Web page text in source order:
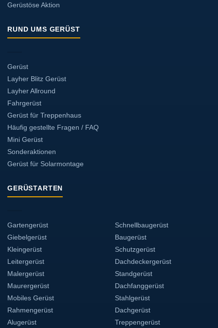
Gerüstöse Aktion
RUND UMS GERÜST
Gerüst
Layher Blitz Gerüst
Layher Allround
Fahrgerüst
Gerüst für Treppenhaus
Häufig gestellte Fragen / FAQ
Mini Gerüst
Sonderaktionen
Gerüst für Solarmontage
GERÜSTARTEN
Gartengerüst
Giebelgerüst
Kleingerüst
Leitergerüst
Malergerüst
Maurergerüst
Mobiles Gerüst
Rahmengerüst
Alugerüst
Schnellbaugerüst
Baugerüst
Schutzgerüst
Dachdeckergerüst
Standgerüst
Dachfanggerüst
Stahlgerüst
Dachgerüst
Treppengerüst